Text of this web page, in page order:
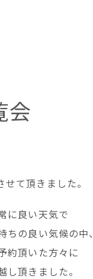
会
て頂きました。
に良い天気で
ちの良い気候の中、
約頂いた方々に
し頂きました。